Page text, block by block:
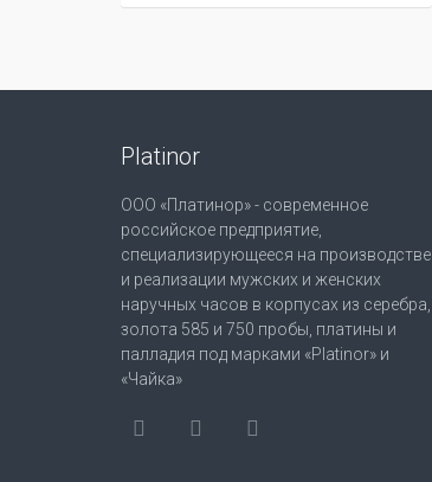
Platinor
ООО «Платинор» - современное
российское предприятие,
специализирующееся на производстве
и реализации мужских и женских
наручных часов в корпусах из серебра,
золота 585 и 750 пробы, платины и
палладия под марками «Platinor» и
«Чайка»